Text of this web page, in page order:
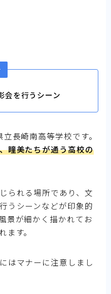
会を行うシーン
長崎南高等学校です。
瞳美たちが通う高校の
られる場所であり、文
うシーンなどが印象的
景が細かく描かれてお
ます。
はマナーに注意しまし